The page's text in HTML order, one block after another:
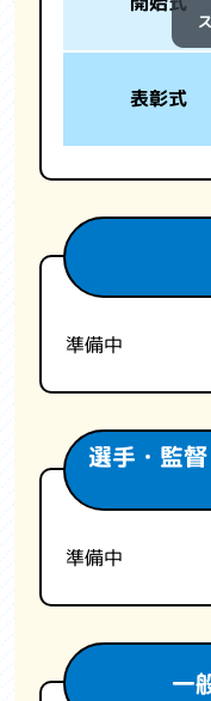
表彰式
準備中
選手・監
準備中
一